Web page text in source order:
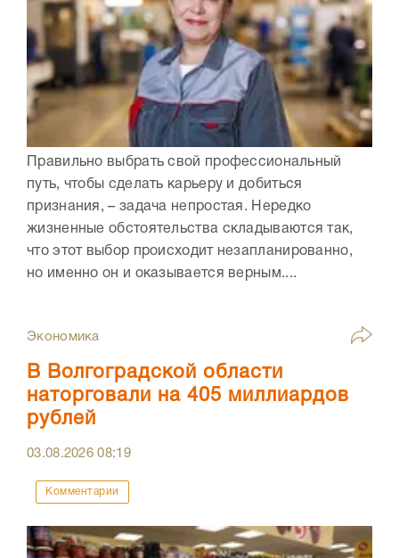
Правильно выбрать свой профессиональный
путь, чтобы сделать карьеру и добиться
признания, – задача непростая. Нередко
жизненные обстоятельства складываются так,
что этот выбор происходит незапланированно,
но именно он и оказывается верным....
Экономика
В Волгоградской области
наторговали на 405 миллиардов
рублей
03.08.202608:19
Комментарии